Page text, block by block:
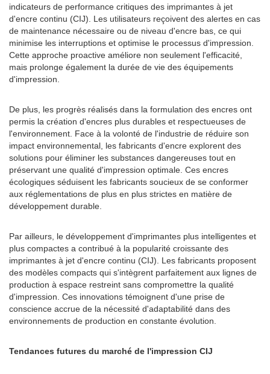
indicateurs de performance critiques des imprimantes à jet
d'encre continu (CIJ). Les utilisateurs reçoivent des alertes en cas
de maintenance nécessaire ou de niveau d'encre bas, ce qui
minimise les interruptions et optimise le processus d'impression.
Cette approche proactive améliore non seulement l'efficacité,
mais prolonge également la durée de vie des équipements
d'impression.
De plus, les progrès réalisés dans la formulation des encres ont
permis la création d'encres plus durables et respectueuses de
l'environnement. Face à la volonté de l'industrie de réduire son
impact environnemental, les fabricants d'encre explorent des
solutions pour éliminer les substances dangereuses tout en
préservant une qualité d'impression optimale. Ces encres
écologiques séduisent les fabricants soucieux de se conformer
aux réglementations de plus en plus strictes en matière de
développement durable.
Par ailleurs, le développement d'imprimantes plus intelligentes et
plus compactes a contribué à la popularité croissante des
imprimantes à jet d'encre continu (CIJ). Les fabricants proposent
des modèles compacts qui s'intègrent parfaitement aux lignes de
production à espace restreint sans compromettre la qualité
d'impression. Ces innovations témoignent d'une prise de
conscience accrue de la nécessité d'adaptabilité dans des
environnements de production en constante évolution.
Tendances futures du marché de l'impression CIJ